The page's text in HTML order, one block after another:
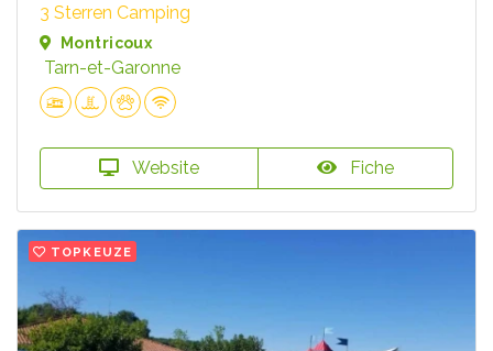
3 Sterren Camping
Montricoux
Tarn-et-Garonne
Website Fiche
TOPKEUZE